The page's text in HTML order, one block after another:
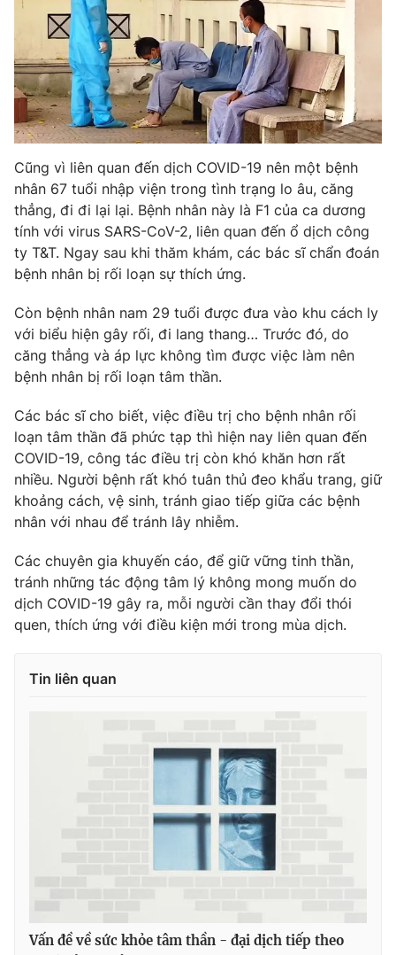
Sản phẩm
Thị trường
Tư vấn
Lịch phát sóng
Chuyên mục khác
Emagazine Podcast
Photo Infographic
Video Shorts video
VTV Sức khoẻ Bất động sản
VTV4 Vươn mình bằng AI
VTV9 VTV8
Liên hệ tòa soạn English
Đài Truyền hình Việt Nam
Thời báo VTV
Giấy phép hoạt động báo in và báo điện tử số 483/GP-BTTTT
Vũ Thanh Thủy
Tổng đài VTV:024.38 355 931 - 024.38 355 932
Cũng vì liên quan đến dịch COVID-19 nên một bệnh
nhân 67 tuổi nhập viện trong tình trạng lo âu, căng
thẳng, đi đi lại lại. Bệnh nhân này là F1 của ca dương
tính với virus SARS-CoV-2, liên quan đến ổ dịch công
ty T&T. Ngay sau khi thăm khám, các bác sĩ chẩn đoán
bệnh nhân bị rối loạn sự thích ứng.
Còn bệnh nhân nam 29 tuổi được đưa vào khu cách ly
với biểu hiện gây rối, đi lang thang… Trước đó, do
căng thẳng và áp lực không tìm được việc làm nên
bệnh nhân bị rối loạn tâm thần.
Các bác sĩ cho biết, việc điều trị cho bệnh nhân rối
loạn tâm thần đã phức tạp thì hiện nay liên quan đến
COVID-19, công tác điều trị còn khó khăn hơn rất
nhiều. Người bệnh rất khó tuân thủ đeo khẩu trang, giữ
khoảng cách, vệ sinh, tránh giao tiếp giữa các bệnh
nhân với nhau để tránh lây nhiễm.
Các chuyên gia khuyến cáo, để giữ vững tinh thần,
tránh những tác động tâm lý không mong muốn do
dịch COVID-19 gây ra, mỗi người cần thay đổi thói
quen, thích ứng với điều kiện mới trong mùa dịch.
Tin liên quan
Vấn đề về sức khỏe tâm thần - đại dịch tiếp theo